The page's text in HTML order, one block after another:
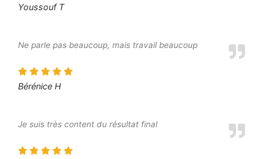
Youssouf T
Ne parle pas beaucoup, mais travail beaucoup
Bérénice H
Je suis très content du résultat final